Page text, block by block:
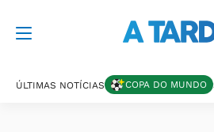
ÚLTIMAS NOTÍCIAS COPA DO MUNDO